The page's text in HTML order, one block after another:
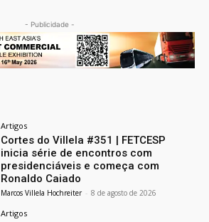
- Publicidade -
Artigos
Cortes do Villela #351 | FETCESP
inicia série de encontros com
presidenciáveis e começa com
Ronaldo Caiado
Marcos Villela Hochreiter - 8 de agosto de 2026
Artigos